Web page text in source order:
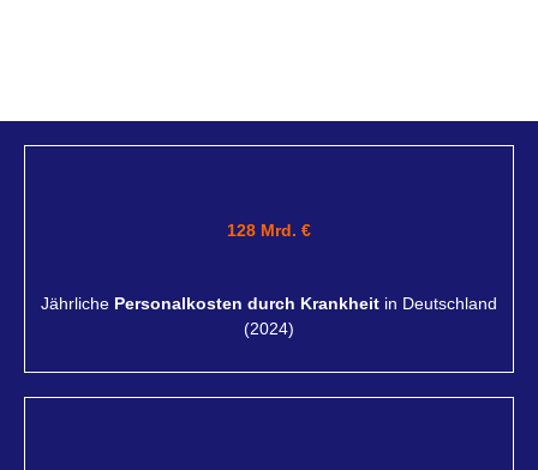
128 Mrd. €
Jährliche Personalkosten durch Krankheit in Deutschland
(2024)